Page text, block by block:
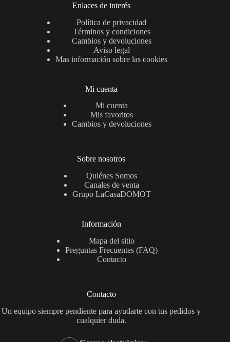
Enlaces de interés
Política de privacidad
Términos y condiciones
Cambios y devoluciones
Aviso legal
Mas información sobre las cookies
Mi cuenta
Mi cuenta
Mis favoritos
Cambios y devoluciones
Sobre nosotros
Quiénes Somos
Canales de venta
Grupo LaCasaDOMOT
Información
Mapa del sitio
Preguntas Frecuentes (FAQ)
Contacto
Contacto
Un equipo siempre pendiente para ayudarte con tus pedidos y
cualquier duda.